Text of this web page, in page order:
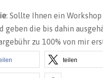
: Sollte Ihnen ein
geben die bis dahin
zu 100% von mir
teilen